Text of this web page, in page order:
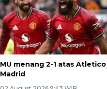
MU menang 2-1 atas Atletico
Madrid